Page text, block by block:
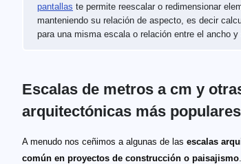
pantallas te permite reescalar o redimensionar
manteniendo su relación de aspecto, es decir
para una misma escala o relación entre el ancho y
Escalas de metros a cm y
arquitectónicas más populares
A menudo nos ceñimos a algunas de las escalas
común en proyectos de construcción o paisajismo